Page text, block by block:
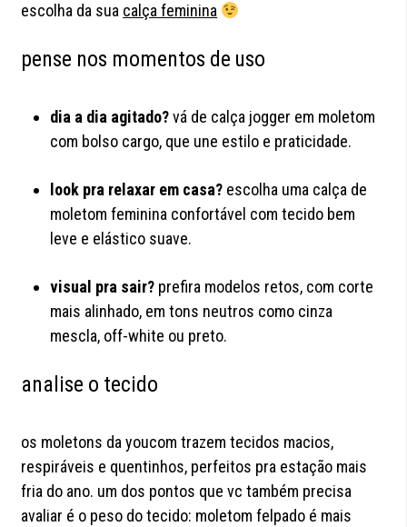
escolha da sua calça feminina
pense nos momentos de uso
dia a dia agitado?vá de calça jogger em moletom
com bolso cargo, que une estilo e praticidade.
look pra relaxar em casa? escolha uma calça de
moletom feminina confortável com tecido bem
leve e elástico suave.
visual pra sair? prefira modelos retos, com corte
mais alinhado, em tons neutros como cinza
mescla, off-white ou preto.
analise o tecido
os moletons da youcom trazem tecidos macios,
respiráveis e quentinhos, perfeitos pra estação mais
fria do ano. um dos pontos que vc também precisa
avaliar é o peso do tecido: moletom felpado é mais